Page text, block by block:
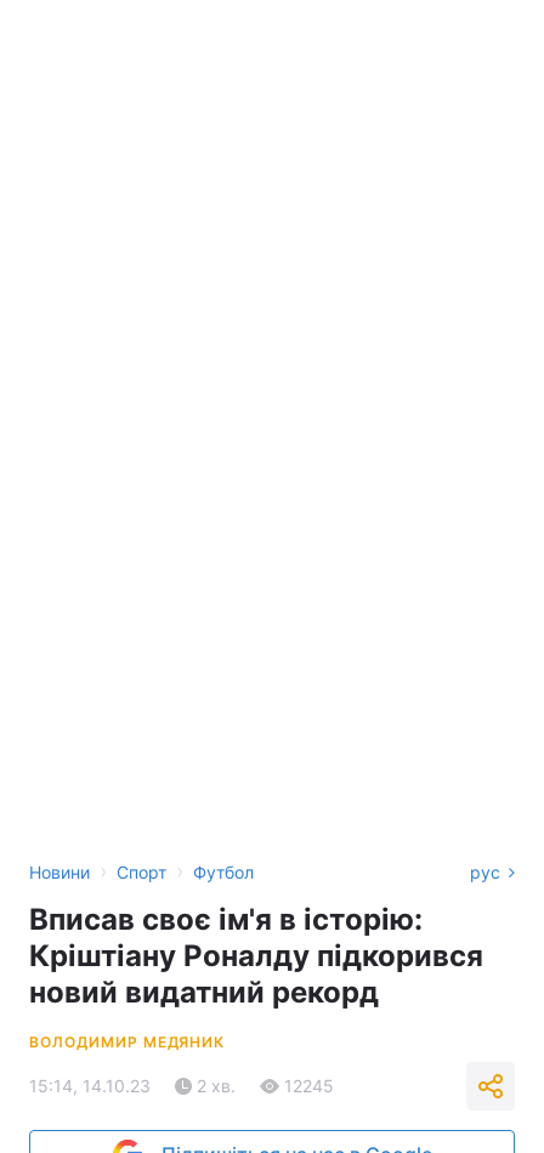
Новини › Спорт › Футбол рус
Вписав своє ім'я в історію:
Кріштіану Роналду підкорився
новий видатний рекорд
ВОЛОДИМИР МЕДЯНИК
15:14, 14.10.23 2 хв. 12245